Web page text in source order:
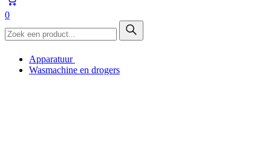
0
Apparatuur
Wasmachine en drogers